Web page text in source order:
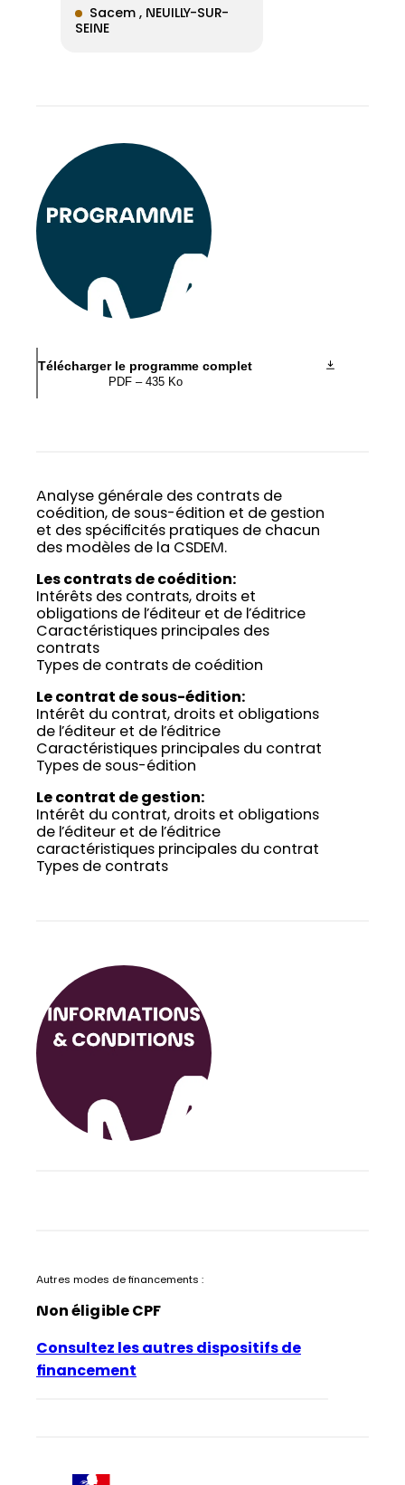
Sacem , NEUILLY-SUR-
SEINE
Télécharger le programme complet
PDF – 435 Ko
Analyse générale des contrats de
coédition, de sous-édition et de gestion
et des spécificités pratiques de chacun
des modèles de la CSDEM.
Les contrats de coédition:
Intérêts des contrats, droits et
obligations de l’éditeur et de l’éditrice
Caractéristiques principales des
contrats
Types de contrats de coédition
Le contrat de sous-édition:
Intérêt du contrat, droits et obligations
de l’éditeur et de l’éditrice
Caractéristiques principales du contrat
Types de sous-édition
Le contrat de gestion:
Intérêt du contrat, droits et obligations
de l’éditeur et de l’éditrice
caractéristiques principales du contrat
Types de contrats
Autres modes de financements :
Non éligible CPF
Consultez les autres dispositifs de
financement